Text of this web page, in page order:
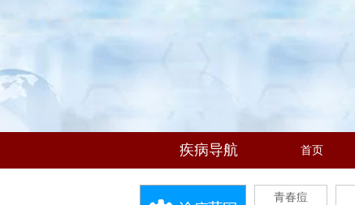
疾病导航 首页
青春痘